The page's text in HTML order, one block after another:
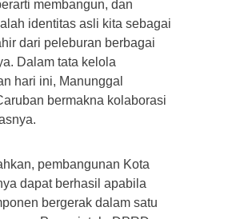
membangun, dan
identitas asli kita sebagai
dari peleburan berbagai
Dalam tata kelola
hari ini, Manunggal
bermakna kolaborasi
pembangunan Kota
dapat berhasil apabila
bergerak dalam satu